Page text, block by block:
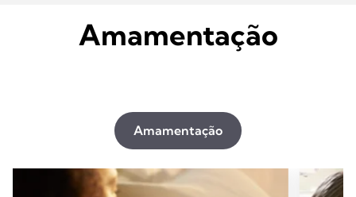
Amamentação
Amamentação